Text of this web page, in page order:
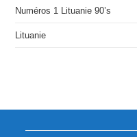
Numéros 1 Lituanie 90’s
Lituanie